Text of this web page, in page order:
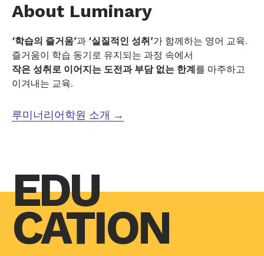
About Luminary
‘학습의 즐거움’과 ‘실질적인 성취’가 함께하는 영어 교육.
즐거움이 학습 동기로 유지되는 과정 속에서
작은 성취로 이어지는 도전과 부담 없는 한계를 마주하고
이겨내는 교육.
루미너리어학원 소개 →
EDU
CATION